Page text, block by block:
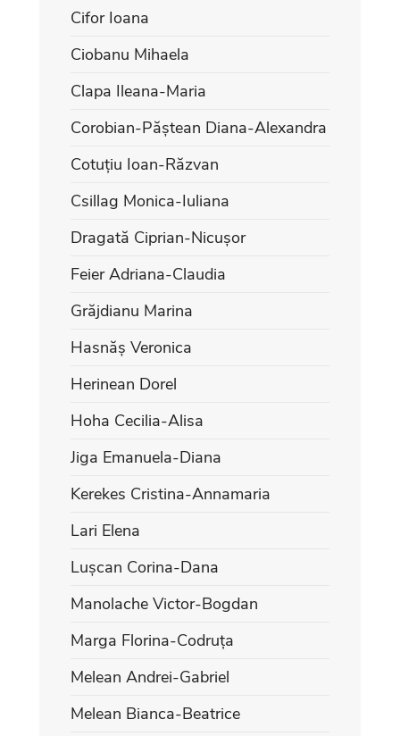
Cifor Ioana
Ciobanu Mihaela
Clapa Ileana-Maria
Corobian-Păștean Diana-Alexandra
Cotuțiu Ioan-Răzvan
Csillag Monica-Iuliana
Dragată Ciprian-Nicușor
Feier Adriana-Claudia
Grăjdianu Marina
Hasnăș Veronica
Herinean Dorel
Hoha Cecilia-Alisa
Jiga Emanuela-Diana
Kerekes Cristina-Annamaria
Lari Elena
Lușcan Corina-Dana
Manolache Victor-Bogdan
Marga Florina-Codruța
Melean Andrei-Gabriel
Melean Bianca-Beatrice